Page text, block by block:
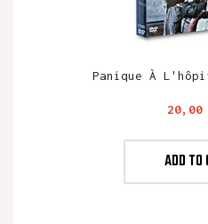
Panique À
Preis
20,00
ADD TO